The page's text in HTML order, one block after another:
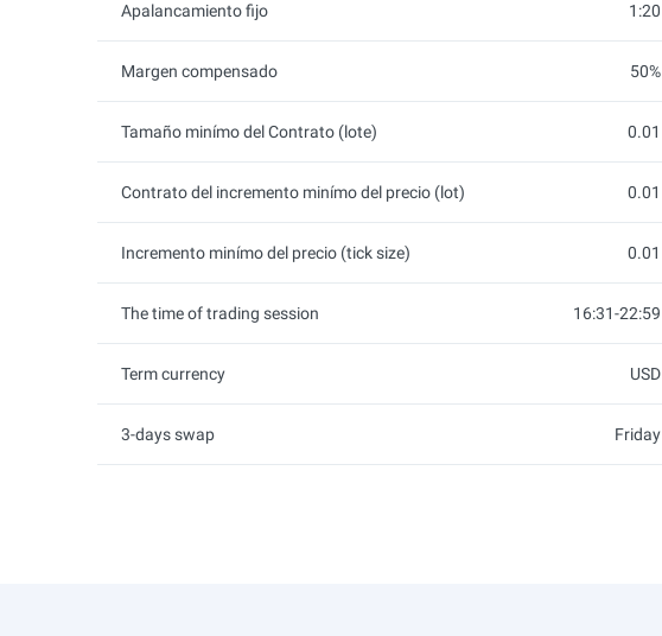
Apalancamiento fijo 1:20
Margen compensado 50%
Tamaño minímo del Contrato (lote) 0.01
Contrato del incremento minímo del precio (lot) 0.01
Incremento minímo del precio (tick size) 0.01
The time of trading session 16:31-22:59
Term currency USD
3-days swap Friday